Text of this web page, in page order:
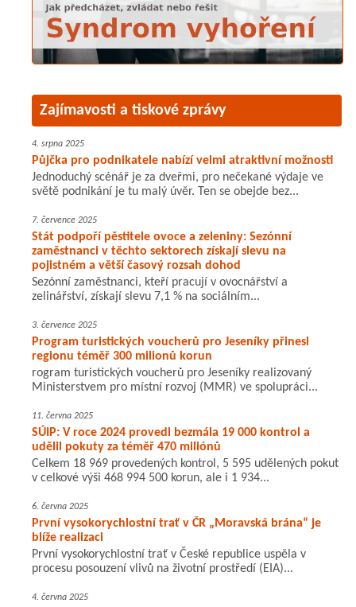
Zajímavosti a tiskové zprávy
4. srpna 2025
Půjčka pro podnikatele nabízí velmi atraktivní možnosti
Jednoduchý scénář je za dveřmi, pro nečekané výdaje ve
světě podnikání je tu malý úvěr. Ten se obejde bez...
7. července 2025
Stát podpoří pěstitele ovoce a zeleniny: Sezónní
zaměstnanci v těchto sektorech získají slevu na
pojistném a větší časový rozsah dohod
Sezónní zaměstnanci, kteří pracují v ovocnářství a
zelinářství, získají slevu 7,1 % na sociálním...
3. července 2025
Program turistických voucherů pro Jeseníky přinesl
regionu téměř 300 milionů korun
rogram turistických voucherů pro Jeseníky realizovaný
Ministerstvem pro místní rozvoj (MMR) ve spolupráci...
11. června 2025
SÚIP: V roce 2024 provedl bezmála 19 000 kontrol a
udělil pokuty za téměř 470 miliónů
Celkem 18 969 provedených kontrol, 5 595 udělených pokut
v celkové výši 468 994 500 korun, ale i 1 934...
6. června 2025
První vysokorychlostní trať v ČR „Moravská brána“ je
blíže realizaci
První vysokorychlostní trať v České republice uspěla v
procesu posouzení vlivů na životní prostředí (EIA)...
4. června 2025